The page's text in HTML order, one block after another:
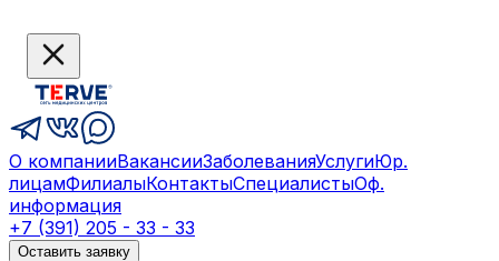
О компанииВакансииЗаболеванияУслугиЮр.
лицамФилиалыКонтактыСпециалистыОф.
информация
+7 (391) 205 - 33 - 33
Оставить заявку